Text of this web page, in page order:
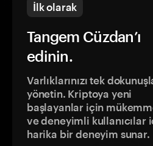
İlk olarak
Tangem Cüzdan’ı
edinin.
Varlıklarınızı tek
yönetin. Kriptoya yeni
başlayanlar için
ve deneyimli kullanıcılar
harika bir deneyim sunar.